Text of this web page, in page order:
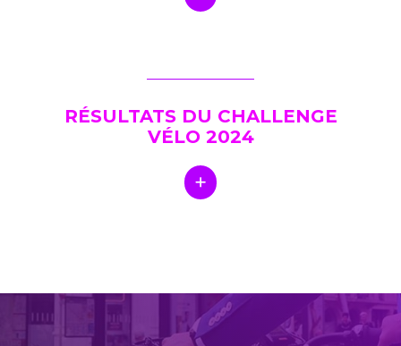
RÉSULTATS DU CHALLENGE
VÉLO 2024